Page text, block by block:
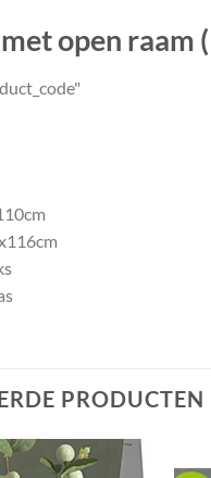
open raam
PRODUCTEN